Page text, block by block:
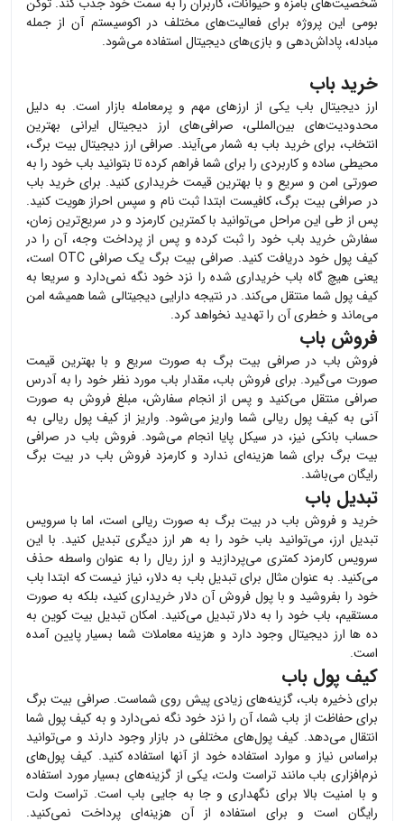
بومی این پروژه برای فعالیت‌های مختلف در اکوسیستم آن از جمله
مبادله، پاداش‌دهی و بازی‌های دیجیتال استفاده می‌شود.
خرید باب
ارز دیجیتال باب یکی از ارزهای مهم و پرمعامله بازار است. به دلیل
محدودیت‌های بین‌المللی، صرافی‌های ارز دیجیتال ایرانی بهترین
انتخاب، برای خرید باب به شمار می‌آیند. صرافی ارز دیجیتال بیت برگ،
محیطی ساده و کاربردی را برای شما فراهم کرده تا بتوانید باب خود را به
صورتی امن و سریع و با بهترین قیمت خریداری کنید. برای خرید باب
در صرافی بیت برگ، کافیست ابتدا ثبت نام و سپس احراز هویت کنید.
پس از طی این مراحل می‌توانید با کمترین کارمزد و در سریع‌ترین زمان،
سفارش خرید باب خود را ثبت کرده و پس از پرداخت وجه، آن را در
کیف پول خود دریافت کنید. صرافی بیت برگ یک صرافی OTC است،
یعنی هیچ گاه باب خریداری شده را نزد خود نگه نمی‌دارد و سریعا به
کیف پول شما منتقل می‌کند. در نتیجه دارایی دیجیتالی شما همیشه امن
می‌ماند و خطری آن را تهدید نخواهد کرد.
فروش باب
فروش باب در صرافی بیت برگ به صورت سریع و با بهترین قیمت
صورت می‌گیرد. برای فروش باب، مقدار باب مورد نظر خود را به آدرس
صرافی منتقل می‌کنید و پس از انجام سفارش، مبلغ فروش به صورت
آنی به کیف پول ریالی شما واریز می‌شود. واریز از کیف پول ریالی به
حساب بانکی نیز، در سیکل پایا انجام می‌شود. فروش باب در صرافی
بیت برگ برای شما هزینه‌ای ندارد و کارمزد فروش باب در بیت برگ
رایگان می‌باشد.
تبدیل باب
خرید و فروش باب در بیت برگ به صورت ریالی است، اما با سرویس
تبدیل ارز، می‌توانید باب خود را به هر ارز دیگری تبدیل کنید. با این
سرویس کارمزد کمتری می‌پردازید و ارز ریال را به عنوان واسطه حذف
می‌کنید. به عنوان مثال برای تبدیل باب به دلار، نیاز نیست که ابتدا باب
خود را بفروشید و با پول فروش آن دلار خریداری کنید، بلکه به صورت
مستقیم، باب خود را به دلار تبدیل می‌کنید. امکان تبدیل بیت کوین به
ده ها ارز دیجیتال وجود دارد و هزینه معاملات شما بسیار پایین آمده
است.
کیف پول باب
برای ذخیره باب، گزینه‌های زیادی پیش روی شماست. صرافی بیت برگ
برای حفاظت از باب شما، آن را نزد خود نگه نمی‌دارد و به کیف پول شما
انتقال می‌دهد. کیف پول‌های مختلفی در بازار وجود دارند و می‌توانید
براساس نیاز و موارد استفاده خود از آنها استفاده کنید. کیف پول‌های
نرم‌افزاری باب مانند تراست ولت، یکی از گزینه‌های بسیار مورد استفاده
و با امنیت بالا برای نگهداری و جا به جایی باب است. تراست ولت
رایگان است و برای استفاده از آن هزینه‌ای پرداخت نمی‌کنید.